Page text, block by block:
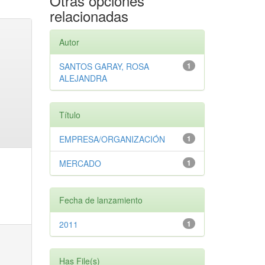
relacionadas
Autor
1
SANTOS GARAY, ROSA
ALEJANDRA
Título
1
EMPRESA/ORGANIZACIÓN
1
MERCADO
Fecha de lanzamiento
1
2011
Has File(s)